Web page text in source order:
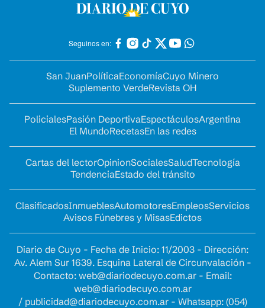
Seguinos en:
San JuanPolíticaEconomíaCuyo Minero
Suplemento VerdeRevista OH
PolicialesPasión DeportivaEspectáculosArgentina
El MundoRecetasEn las redes
Cartas del lectorOpinionSocialesSaludTecnología
TendenciaEstado del tránsito
ClasificadosInmueblesAutomotoresEmpleosServicios
Avisos Fúnebres y MisasEdictos
Diario de Cuyo - Fecha de Inicio: 11/2003 - Dirección:
Av. Alem Sur 1639. Esquina Lateral de Circunvalación -
Contacto: web@diariodecuyo.com.ar- Email:
web@diariodecuyo.com.ar
/ publicidad@diariodecuyo.com.ar- Whatsapp: (054)